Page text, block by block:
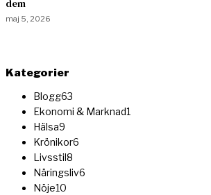
dem
maj 5, 2026
Kategorier
Blogg63
Ekonomi & Marknad1
Hälsa9
Krönikor6
Livsstil8
Näringsliv6
Nöje10